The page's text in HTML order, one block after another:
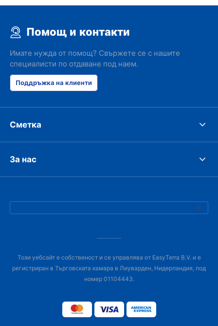
Помощ и контакти
Имате нужда от помощ? Свържете се с нашите
специалисти по отдаване под наем.
Поддръжка на клиенти
Сметка
За нас
Този уебсайт е собственост и се управлява от EasyTerra B.V. и е
регистриран в Търговската камара в Лиуварден, Нидерландия, под
номер 01104443.